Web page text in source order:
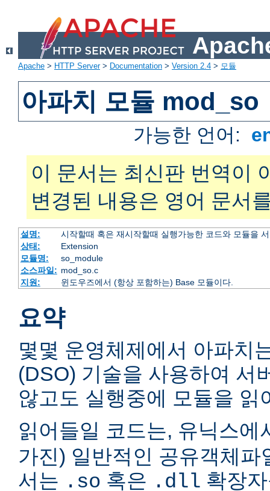
Apache > HTTP Server> Documentation > Version 2.4 > 모듈
아파치 모듈 mod_so
가능한 언어:
이 문서는 최신판 번역이
변경된 내용은 영어 문서
설명:
시작할때 혹은 재시작할때 실행가능한 코드와 모듈을
상태:
Extension
모듈명:
so_module
소스파일: mod_so.c
지원:
윈도우즈에서 (항상 포함하는) Base 모듈이다.
요약
몇몇 운영체제에서 아파치
(DSO) 기술을 사용하여 서
않고도 실행중에 모듈을 읽
읽어들일 코드는, 유닉스에
가진) 일반적인 공유객체파
서는 .so 혹은 .dll 확장